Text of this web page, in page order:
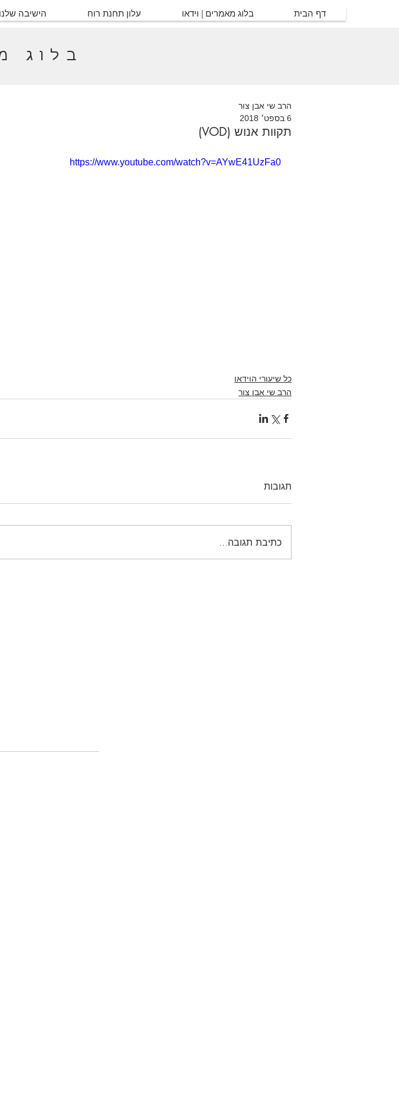
דף הבית בלוג מאמרים | וידאו עלון תחנת רוח הישיבה שלנו
בלוג
תקוות אנוש (VOD)
הרב שי אבן צור
6 בספט׳ 2018
https://www.youtube.com/watch?v=AYwE41UzFa0
כל שיעורי הוידאו
הרב שי אבן צור
תגובות
כתיבת תגובה...